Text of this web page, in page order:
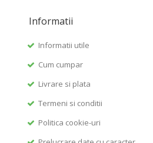
Informatii
Informatii utile
Cum cumpar
Livrare si plata
Termeni si conditii
Politica cookie-uri